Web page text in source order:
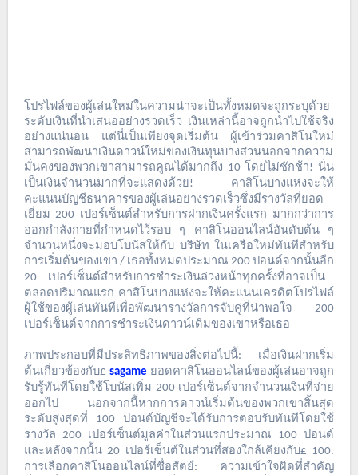
โปรไฟล์ของผู้เล่นใหม่ในความน่าจะเป็นทั้งหมดจะถูกระบุด้วย
ระดับเงินที่นำเสนออย่างรวดเร็ว เงินเหล่านี้อาจถูกนำไปใช้จริง
อย่างแน่นอน
แต่นี่เป็นเพียงจุดเริ่มต้น
ผู้เข้าร่วมคาสิโนใหม่
สามารถพัฒนาเงินดาวน์ใหม่ของเงินทุนบางส่วนนอกจากความ
มั่นคงของพวกเขาสามารถคูณได้มากถึง 10 โดยไม่ชักช้า! นั่น
เป็นเงินจำนวนมากที่จะแสดงด้วย! คาสิโนบางแห่งจะให้
คะแนนบัญชีธนาคารของผู้เล่นอย่างรวดเร็วซึ่งมีรางวัลที่ยอด
เยี่ยม 200 เปอร์เซ็นต์สำหรับการฝากเงินครั้งแรก มากกว่าการ
ออกกำลังกายที่กำหนดไว้รอบ
ๆ คาสิโนออนไลน์อันดับต้น
ๆ
จำนวนหนึ่งจะมอบโบนัสให้กับ บริษัท ในเครือใหม่ทันทีสำหรับ
การเริ่มต้นของเขา / เธอทั้งหมดประมาณ 200ปอนด์จากนั้นอีก
20 เปอร์เซ็นต์สำหรับการชำระเงินล่วงหน้าทุกครั้งที่อาจเป็น
ตลอดปริมาณแรก คาสิโนบางแห่งจะให้คะแนนเครดิตโปรไฟล์
ผู้ใช้ของผู้เล่นทันทีเพื่อพัฒนารางวัลการจับคู่ที่น่าพอใจ 200
เปอร์เซ็นต์จากการชำระเงินดาวน์เดิมของเขาหรือเธอ
ภาพประกอบที่มีประสิทธิภาพของสิ่งต่อไปนี้: เมื่อเงินฝากเริ่ม
ต้นเกี่ยวข้องกับ£ sagame ยอดคาสิโนออนไลน์ของผู้เล่นอาจถูก
รับรู้ทันทีโดยใช้โบนัสเพิ่ม 200 เปอร์เซ็นต์จากจำนวนเงินที่จ่าย
ออกไป
นอกจากนี้หากการดาวน์เริ่มต้นของพวกเขาสิ้นสุด
ระดับสูงสุดที่ 100ปอนด์บัญชีจะได้รับการตอบรับทันทีโดยใช้
รางวัล 200 เปอร์เซ็นต์มูลค่าในส่วนแรกประมาณ 100ปอนด์
และหลังจากนั้น20 เปอร์เซ็นต์ในส่วนที่สองใกล้เคียงกับ£ 100.
การเลือกคาสิโนออนไลน์ที่ซื่อสัตย์: ความเข้าใจผิดที่สำคัญ